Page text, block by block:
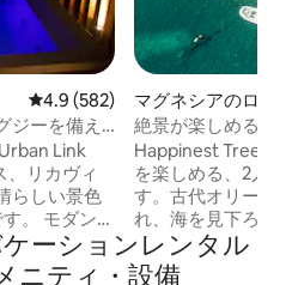
レビュー582件、5つ星中4.9つ
4.9 (582)
ジーを備え
Link
、リカヴィ
らしい景色
。 モダンな
ンにある、
マグネシアのログ
絶景が楽しめる、
ハウス
Happinest
を楽しめる、2人
す。古代オリーブ
れ、海を見下ろし
きやフクロウの鳴
ことができます。
ーションレンタル
ニティ・設備